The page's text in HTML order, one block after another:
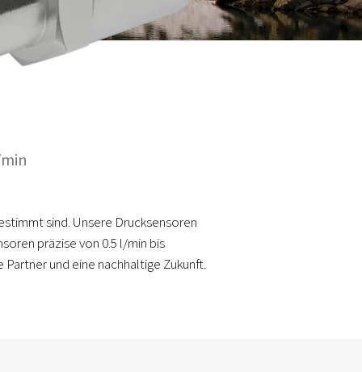
sind. Unsere Drucksensoren
präzise von 0.5 l/min bis
und eine nachhaltige Zukunft.